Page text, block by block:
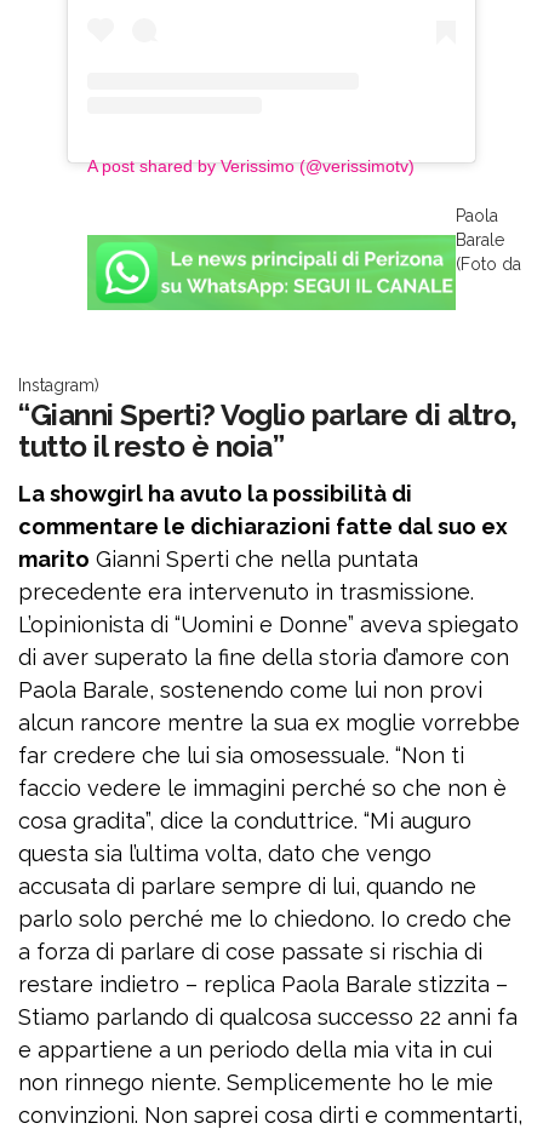
A post shared by Verissimo (@verissimotv)
Paola
Barale
(Foto da
Instagram)
“Gianni Sperti? Voglio parlare di altro,
tutto il resto è noia”
La showgirl ha avuto la possibilità di
commentare le dichiarazioni fatte dal suo ex
marito Gianni Sperti che nella puntata
precedente era intervenuto in trasmissione.
L’opinionista di “Uomini e Donne” aveva spiegato
di aver superato la fine della storia d’amore con
Paola Barale, sostenendo come lui non provi
alcun rancore mentre la sua ex moglie vorrebbe
far credere che lui sia omosessuale. “Non ti
faccio vedere le immagini perché so che non è
cosa gradita”, dice la conduttrice. “Mi auguro
questa sia l’ultima volta, dato che vengo
accusata di parlare sempre di lui, quando ne
parlo solo perché me lo chiedono. Io credo che
a forza di parlare di cose passate si rischia di
restare indietro – replica Paola Barale stizzita –
Stiamo parlando di qualcosa successo 22 anni fa
e appartiene a un periodo della mia vita in cui
non rinnego niente. Semplicemente ho le mie
convinzioni. Non saprei cosa dirti e commentarti,